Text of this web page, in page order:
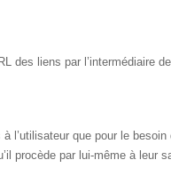
des liens par l’intermédiaire
l’utilisateur que pour le
procède par lui-même à leur